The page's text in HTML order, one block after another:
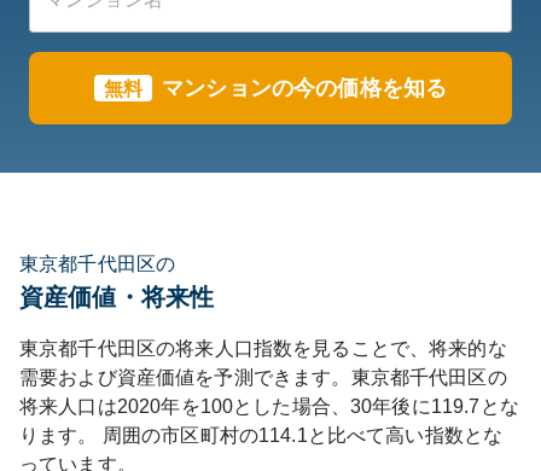
無料 マンションの今の価格を知る
東京都千代田区の
資産価値・将来性
東京都千代田区の将来人口指数を見ることで、将来的な
需要および資産価値を予測できます。 東京都千代田区の
将来人口は2020年を100とした場合、30年後に119.7 とな
ります。
周囲の市区町村の114.1と比べて高い指数とな
っています。